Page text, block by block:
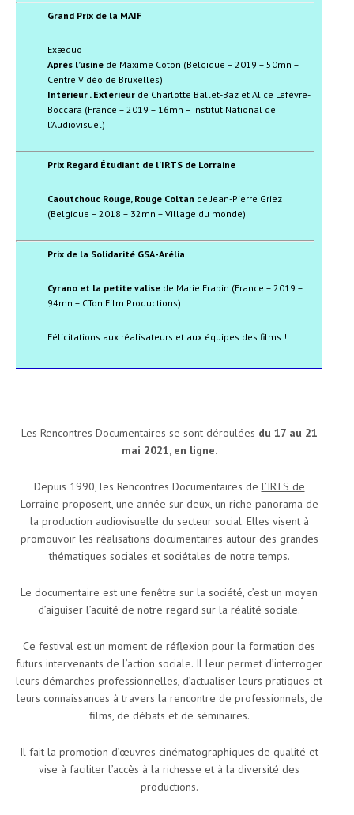
Grand Prix de la MAIF
Exæquo
Après l’usine de Maxime Coton (Belgique – 2019 – 50mn –
Centre Vidéo de Bruxelles)
Intérieur . Extérieur de Charlotte Ballet-Baz et Alice Lefèvre-
Boccara (France – 2019 – 16mn – Institut National de
l’Audiovisuel)
Prix Regard Étudiant de l’IRTS de Lorraine
Caoutchouc Rouge, Rouge Coltan de Jean-Pierre Griez
(Belgique – 2018 – 32mn – Village du monde)
Prix de la Solidarité GSA-Arélia
Cyrano et la petite valise de Marie Frapin (France – 2019 –
94mn – CTon Film Productions)
Félicitations aux réalisateurs et aux équipes des films !
Les Rencontres Documentaires se sont déroulées du 17 au 21
mai 2021, en ligne.
Depuis 1990, les Rencontres Documentaires de l’IRTS de
Lorraine proposent, une année sur deux, un riche panorama de
la production audiovisuelle du secteur social. Elles visent à
promouvoir les réalisations documentaires autour des grandes
thématiques sociales et sociétales de notre temps.
Le documentaire est une fenêtre sur la société, c’est un moyen
d’aiguiser l’acuité de notre regard sur la réalité sociale.
Ce festival est un moment de réflexion pour la formation des
futurs intervenants de l’action sociale. Il leur permet d’interroger
leurs démarches professionnelles, d’actualiser leurs pratiques et
leurs connaissances à travers la rencontre de professionnels, de
films, de débats et de séminaires.
Il fait la promotion d’œuvres cinématographiques de qualité et
vise à faciliter l’accès à la richesse et à la diversité des
productions.